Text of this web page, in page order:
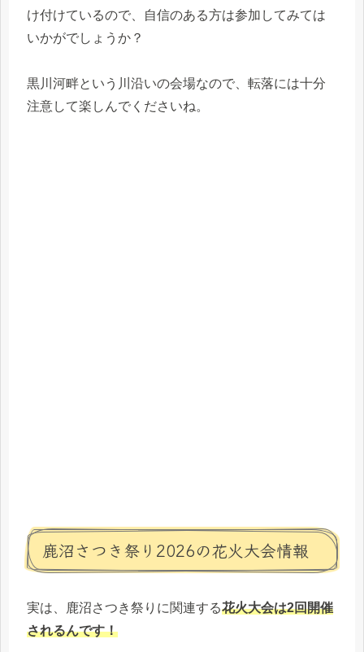
け付けているので、自信のある方は参加してみては
いかがでしょうか？
黒川河畔という川沿いの会場なので、転落には十分
注意して楽しんでくださいね。
鹿沼さつき祭り2026の花火大会情報
実は、鹿沼さつき祭りに関連する花火大会は2回開催
されるんです！